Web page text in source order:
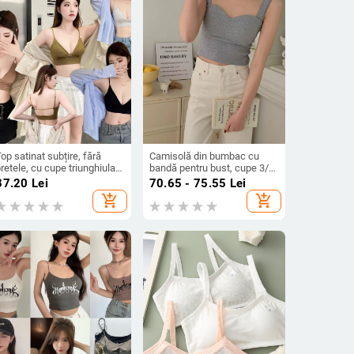
satinat subțire, fără
cu cupe triunghiulare
căptușeală internă;
poate fi purtat și ca piesă de
lenjerie pentru
Lei
add_shopping_cart
Camisolă din bumbac cu
bandă pentru bust, cupe 3/4,
model cu cupă subțire sus și
mai groasă jos, respirabil,
fără spate, top în stil vestă
70.65 - 75.55 Lei
add_shopping_cart